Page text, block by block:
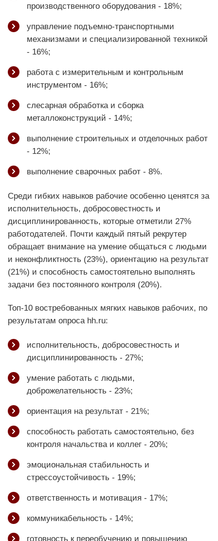
производственного оборудования - 18%;
управление подъемно-транспортными
механизмами и специализированной техникой
- 16%;
работа с измерительным и контрольным
инструментом - 16%;
слесарная обработка и сборка
металлоконструкций - 14%;
выполнение строительных и отделочных работ
- 12%;
выполнение сварочных работ - 8%.
Среди гибких навыков рабочие особенно ценятся за
исполнительность, добросовестность и
дисциплинированность, которые отметили 27%
работодателей. Почти каждый пятый рекрутер
обращает внимание на умение общаться с людьми
и неконфликтность (23%), ориентацию на результат
(21%) и способность самостоятельно выполнять
задачи без постоянного контроля (20%).
Топ-10 востребованных мягких навыков рабочих, по
результатам опроса hh.ru:
исполнительность, добросовестность и
дисциплинированность - 27%;
умение работать с людьми,
доброжелательность - 23%;
ориентация на результат - 21%;
способность работать самостоятельно, без
контроля начальства и коллег - 20%;
эмоциональная стабильность и
стрессоустойчивость - 19%;
ответственность и мотивация - 17%;
коммуникабельность - 14%;
готовность к переобучению и повышению